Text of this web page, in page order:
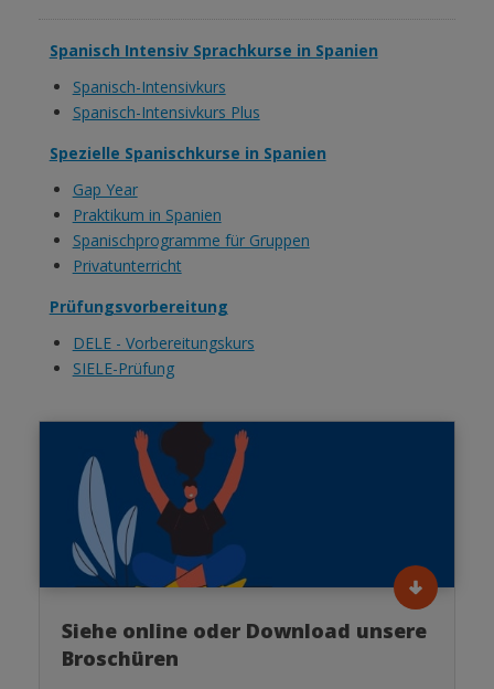
Spanisch Intensiv Sprachkurse in Spanien
Spanisch-Intensivkurs
Spanisch-Intensivkurs Plus
Spezielle Spanischkurse in Spanien
Gap Year
Praktikum in Spanien
Spanischprogramme für Gruppen
Privatunterricht
Prüfungsvorbereitung
DELE - Vorbereitungskurs
SIELE-Prüfung
Siehe online oder Download unsere
Broschüren